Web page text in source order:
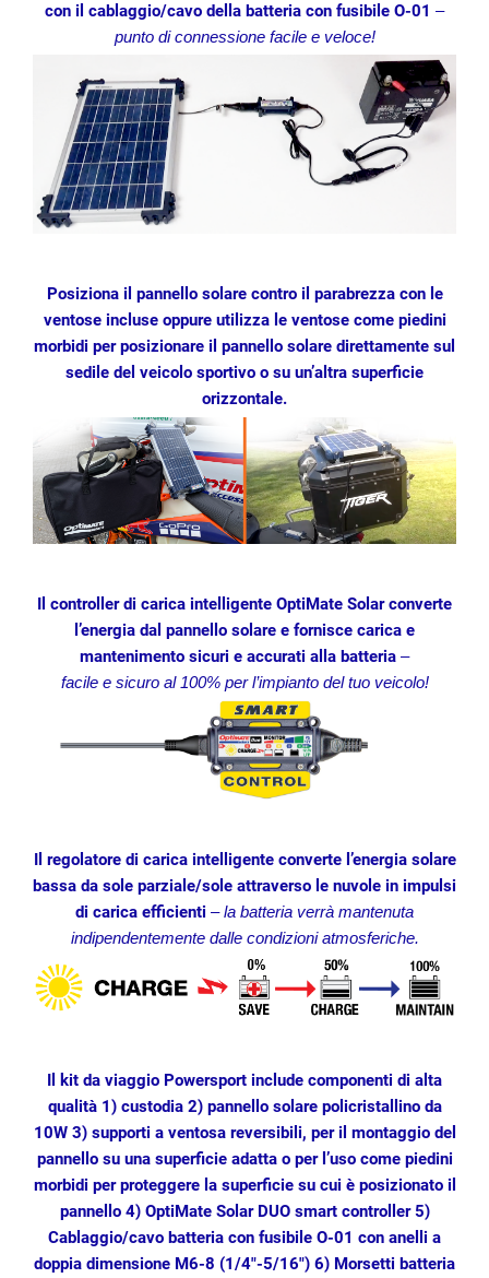
con il cablaggio/cavo della batteria con fusibile O-01 –
punto di connessione facile e veloce!
Posiziona il pannello solare contro il parabrezza con le
ventose incluse oppure utilizza le ventose come piedini
morbidi per posizionare il pannello solare direttamente sul
sedile del veicolo sportivo o su un’altra superficie
orizzontale.
Il controller di carica intelligente OptiMate Solar converte
l’energia dal pannello solare e fornisce carica e
mantenimento sicuri e accurati alla batteria –
facile e sicuro al 100% per l’impianto del tuo veicolo!
Il regolatore di carica intelligente converte l’energia solare
bassa da sole parziale/sole attraverso le nuvole in impulsi
di carica efficienti –la batteria verrà mantenuta
indipendentemente dalle condizioni atmosferiche.
Il kit da viaggio Powersport include componenti di alta
qualità 1) custodia 2) pannello solare policristallino da
10W 3) supporti a ventosa reversibili, per il montaggio del
pannello su una superficie adatta o per l’uso come piedini
morbidi per proteggere la superficie su cui è posizionato il
pannello 4) OptiMate Solar DUO smart controller 5)
Cablaggio/cavo batteria con fusibile O-01 con anelli a
doppia dimensione M6-8 (1/4″-5/16″) 6) Morsetti batteria